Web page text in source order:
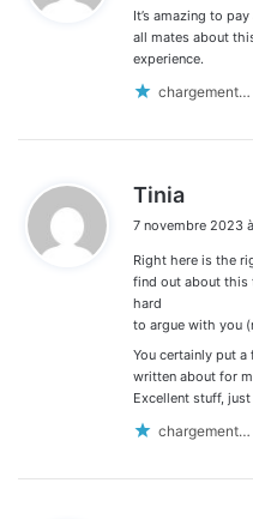
:
It’s amazing to
all mates about
experience.
chargement…
Tinia
t
:
7 novembre 2023
Right here is the
find out about this
hard
to argue with you
You certainly put
written about for
Excellent stuff,
chargement…